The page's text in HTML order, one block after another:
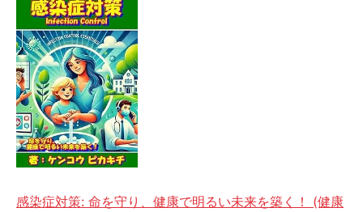
感染症対策: 命を守り、健康で明るい未来を築く！ (健康